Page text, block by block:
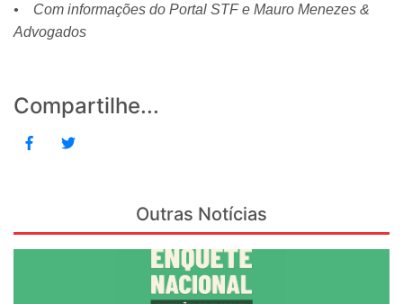
• Com informações do Portal STF e Mauro Menezes &
Advogados
Compartilhe...
Outras Notícias